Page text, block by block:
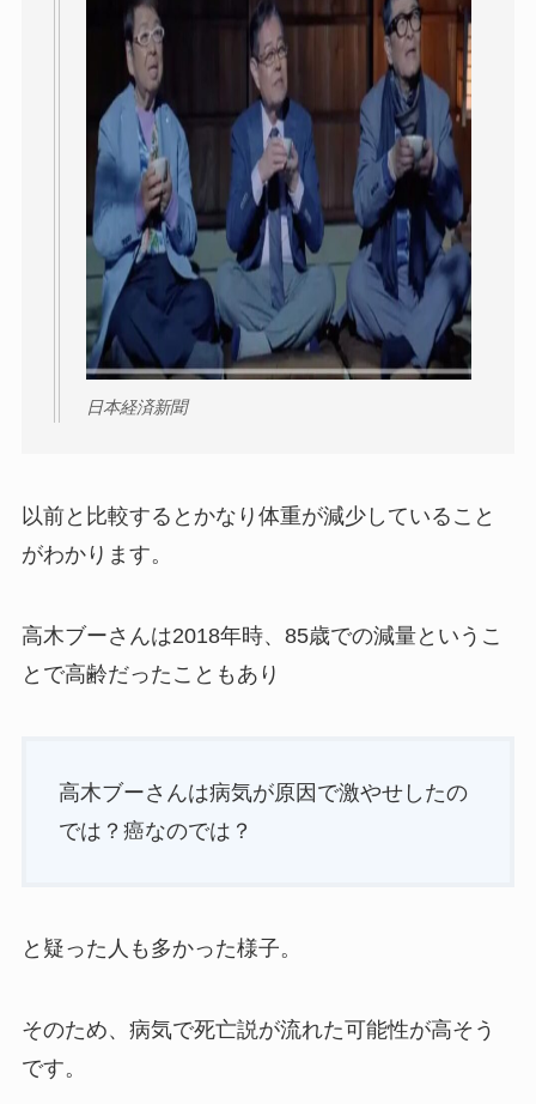
日本経済新聞
以前と比較するとかなり体重が減少していること
がわかります。
高木ブーさんは2018年時、85歳での減量というこ
とで高齢だったこともあり
高木ブーさんは病気が原因で激やせしたの
では？癌なのでは？
と疑った人も多かった様子。
そのため、病気で死亡説が流れた可能性が高そう
です。